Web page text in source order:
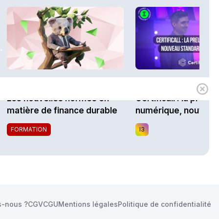
Les nouvelles normes en
matière de finance durable
FORMATION
Certificall : la preuve
numérique, nouveau
standard du marché
I3
nous ?CGVCGUMentions légalesPolitique de confidentialité